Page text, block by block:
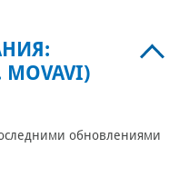
обновлениями